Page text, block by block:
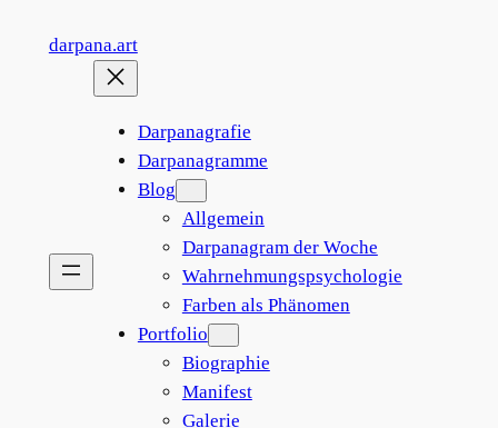
Inhaltdarpana.art
Darpanagrafie
Darpanagramme
Blog
Allgemein
Darpanagram der Woche
Wahrnehmungspsychologie
Farben als Phänomen
Portfolio
Biographie
Manifest
Galerie